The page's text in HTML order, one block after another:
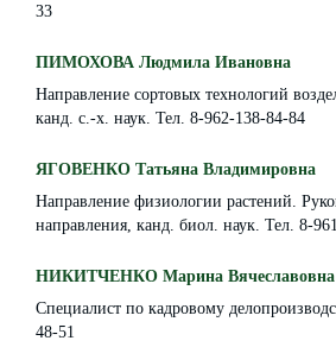
33
ПИМОХОВА Людмила Ивановна
Направление сортовых технологий
канд. с.-х. наук. Тел. 8-962-138-84-84
ЯГОВЕНКО Татьяна Владимировна
Направление физиологии растений.
направления, канд. биол. наук. Тел. 8-
НИКИТЧЕНКО Марина Вячеславовна
Специалист по кадровому
48-51